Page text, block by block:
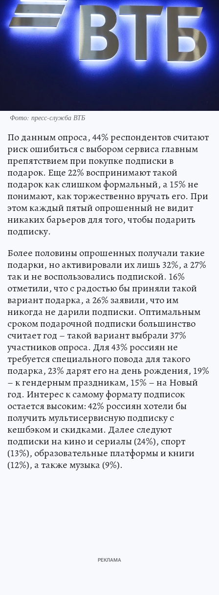
Фото: пресс-служба ВТБ
По данным опроса, 44% респондентов считают
риск ошибиться с выбором сервиса главным
препятствием при покупке подписки в
подарок. Еще 22% воспринимают такой
подарок как слишком формальный, а 15% не
понимают, как торжественно вручать его. При
этом каждый пятый опрошенный не видит
никаких барьеров для того, чтобы подарить
подписку.
Более половины опрошенных получали такие
подарки, но активировали их лишь 32%, а 27%
так и не воспользовались подпиской. 16%
отметили, что с радостью бы приняли такой
вариант подарка, а 26% заявили, что им
никогда не дарили подписки. Оптимальным
сроком подарочной подписки большинство
считает год – такой вариант выбрали 37%
участников опроса. Для 43% россиян не
требуется специального повода для такого
подарка, 23% дарят его на день рождения, 19%
– к гендерным праздникам, 15% – на Новый
год. Интерес к самому формату подписок
остается высоким: 42% россиян хотели бы
получить мультисервисную подписку с
кешбэком и скидками. Далее следуют
подписки на кино и сериалы (24%), спорт
(13%), образовательные платформы и книги
(12%), а также музыка (9%).